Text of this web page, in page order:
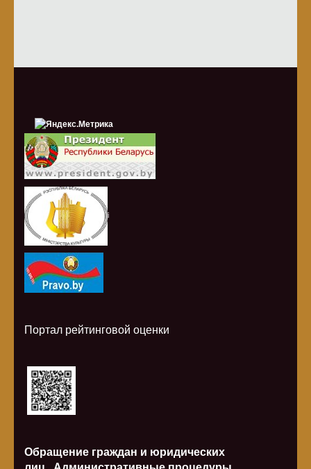
i
Портал рейтинговой оценки
Обращение граждан и юридических